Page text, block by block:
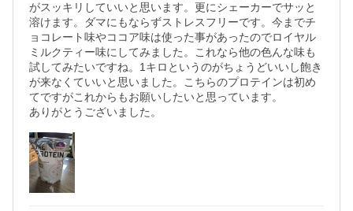
がスッキリしていいと思います。更にシェーカーでサッと
溶けます。ダマにもならずストレスフリーです。今までチ
ョコレート味やココア味は使った事があったのでロイヤル
ミルクティー味にしてみました。これなら他の色んな味も
試してみたいですね。1キロというのがちょうどいいし飽き
が来なくていいと思いました。こちらのプロテインは初め
てですがこれからもお願いしたいと思っています。
ありがとうございました。